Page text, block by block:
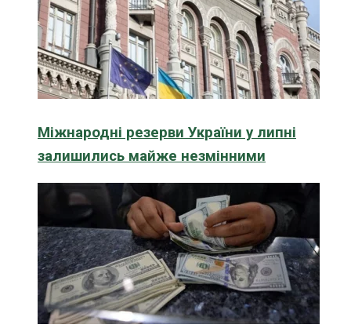
Міжнародні резерви України у липні
залишились майже незмінними